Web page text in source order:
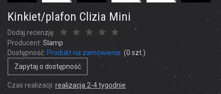
Kinkiet/plafon Clizia Mini
Dodaj recenzję:
Producent: Slamp
Dostępność: Produkt na zamówienie (0 szt.)
Zapytaj o dostępność
Czas realizacji: realizacja 2-4 tygodnie